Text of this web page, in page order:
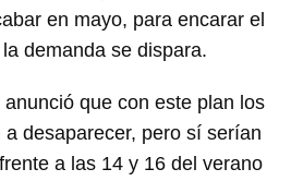
en mayo, para encarar el
demanda se dispara.
que con este plan los
desaparecer, pero sí serían
a las 14 y 16 del verano